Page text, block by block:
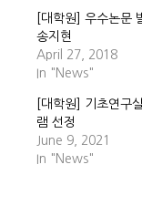
[대학원] 우수논문
송지현
April 27, 2018
In "News"
[대학원] 기초연구
램 선정
June 9, 2021
In "News"